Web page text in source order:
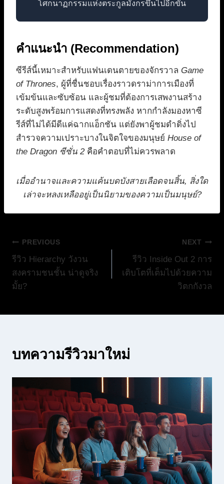
โศกนาฏกรรมแห่งตระกูลมังกรขึ้นไปอีกขั้น
คำแนะนำ (Recommendation)
ซีรีส์นี้เหมาะสำหรับแฟนเดนตายของจักรวาล Game
of Thrones, ผู้ที่ชื่นชอบเรื่องราวดราม่าการเมืองที่
เข้มข้นและซับซ้อน และผู้ชมที่ต้องการเสพงานสร้าง
ระดับสูงพร้อมการแสดงที่ทรงพลัง หากกำลังมองหาซี
รีส์ที่ไม่ได้มีดีแค่ฉากแอ็กชัน แต่ยังพาผู้ชมดำดิ่งไป
สำรวจความเปราะบางในจิตใจของมนุษย์ House of
the Dragon ซีซั่น 2คือคำตอบที่ไม่ควรพลาด
เมื่ออำนาจและความแค้นบดบังสายเลือดจนสิ้น, สิ่งใด
เล่าจะหลงเหลืออยู่เป็นนิยามของความเป็นมนุษย์?
แนะแนว
เรื่อง
PREVIOUS
รีวิว Hierarchy วังวน
สงครามชนชั้น น่าดูจริง
มั้ย?
NEXT
รีวิว Inside Out 2 การ
เติบโตที่เต็มไปด้วยความ
วิตกกังวล
บทความรีวิวมาใหม่